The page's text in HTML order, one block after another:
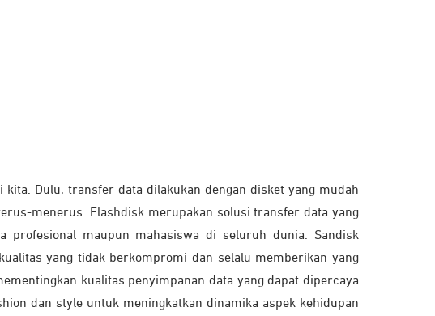
Dulu, transfer data dilakukan dengan disket yang mudah
menerus. Flashdisk merupakan solusi transfer data yang
maupun mahasiswa di seluruh dunia. Sandisk
yang tidak berkompromi dan selalu memberikan yang
kualitas penyimpanan data yang dapat dipercaya
dan style untuk meningkatkan dinamika aspek kehidupan